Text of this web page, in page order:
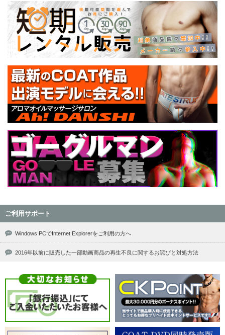
ご利用サポート
Windows PCでInternet Explorerをご利用の方へ
2016年以前に販売した一部動画商品の再生不良に関するお詫びと対処方法